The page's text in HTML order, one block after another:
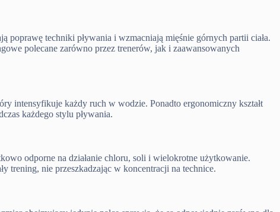
poprawę techniki pływania i wzmacniają mięśnie górnych partii ciała.
polecane zarówno przez trenerów, jak i zaawansowanych
intensyfikuje każdy ruch w wodzie. Ponadto ergonomiczny kształt
każdego stylu pływania.
odporne na działanie chloru, soli i wielokrotne użytkowanie.
trening, nie przeszkadzając w koncentracji na technice.